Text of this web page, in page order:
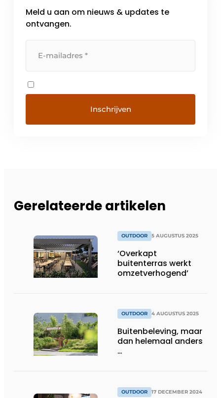
Meld u aan om nieuws & updates te
ontvangen.
Gerelateerde artikelen
OUTDOOR 5 AUGUSTUS 2025
‘Overkapt
buitenterras werkt
omzetverhogend’
OUTDOOR 4 AUGUSTUS 2025
Buitenbeleving, maar
dan helemaal anders
…
OUTDOOR 17 DECEMBER 2024